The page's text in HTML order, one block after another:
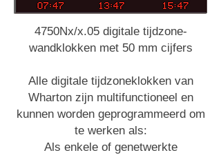
4750Nx/x.05 digitale tijdzone-
wandklokken met 50 mm cijfers
Alle digitale tijdzoneklokken van
Wharton zijn multifunctioneel en
kunnen worden geprogrammeerd om
te werken als:
Als enkele of genetwerkte